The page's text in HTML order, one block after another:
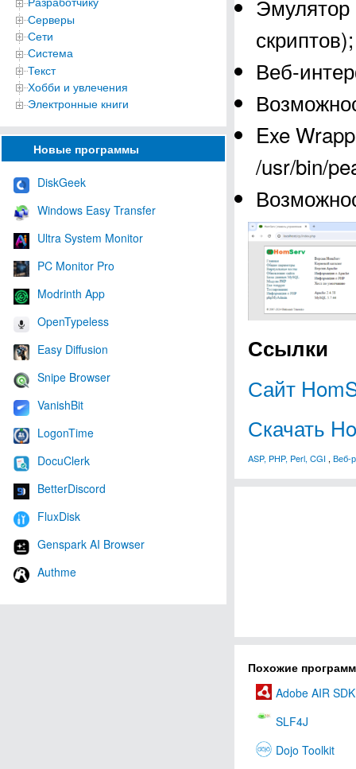
Серверы
Сети
Система
Текст
Хобби и увлечения
Электронные книги
Новые программы
DiskGeek
Windows Easy Transfer
Ultra System Monitor
PC Monitor Pro
Modrinth App
OpenTypeless
Easy Diffusion
Snipe Browser
VanishBit
LogonTime
DocuClerk
BetterDiscord
FluxDisk
Genspark AI Browser
Authme
Эмулятор
скриптов);
Веб-
Exe
/usr/bin/
Ссылки
Сайт
Скачать
ASP, PHP, Perl, CGI , Веб-
Похожие
Adobe AIR SDK
SLF4J
Dojo Toolkit